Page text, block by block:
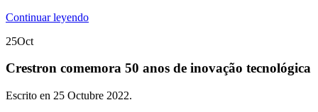
Continuar leyendo
25Oct
Crestron comemora 50 anos de inovação tecnológica
Escrito en 25 Octubre 2022.